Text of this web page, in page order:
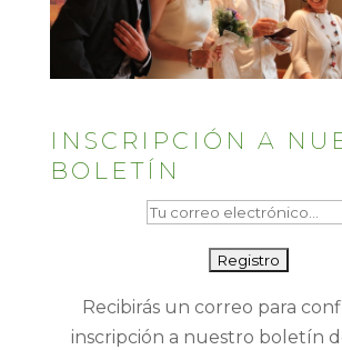
INSCRIPCIÓN A
BOLETÍN
Recibirás un correo para
inscripción a nuestro boletín